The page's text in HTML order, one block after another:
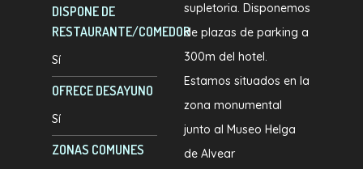
DISPONE DE
RESTAURANTE/COMEDOR
Sí
OFRECE DESAYUNO
Sí
ZONAS COMUNES
supletoria. Disponemos
de plazas de parking a
300m del hotel.
Estamos situados en la
zona monumental
junto al Museo Helga
de Alvear